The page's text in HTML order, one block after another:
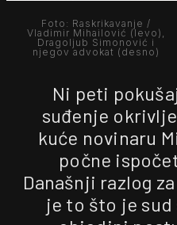
Foto: Raskrikavanje /
Vladimir Mihailović (levo),
Dragoljub Simonović i
njegov advokat (desno)
Ni peti
suđenje
kuće novinaru
počne
Današnji razlog
je to što je